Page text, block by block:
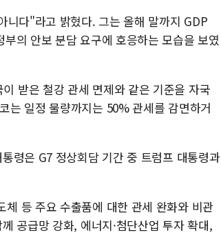
니다"라고 밝혔다. 그는 올해 말까지 GDP
의 안보 분담 요구에 호응하는 모습을 보였
받은 철강 관세 면제와 같은 기준을 자국
는 일정 물량까지는 50% 관세를 감면하거
령은 G7 정상회담 기간 중 트럼프 대통령과
체 등 주요 수출품에 대한 관세 완화와 비관
공급망 강화, 에너지·첨단산업 투자 확대,